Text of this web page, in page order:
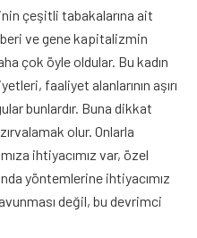
çeşitli tabakalarına ait
ve gene kapitalizmin
çok öyle oldular. Bu kadın
faaliyet alanlarının aşırı
bunlardır. Buna dikkat
olur. Onlarla
ihtiyacımız var, özel
yöntemlerine ihtiyacımız
değil, bu devrimci